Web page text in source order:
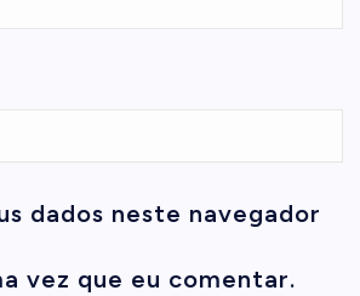
dados neste navegador
vez que eu comentar.